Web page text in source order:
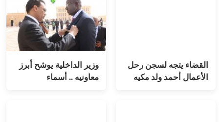
القضاء يتجه لسجن رحل
الأعمال أحمد ولد مكيه
وزير الداخلية يوشح أبرز
معاونيه .. أسماء